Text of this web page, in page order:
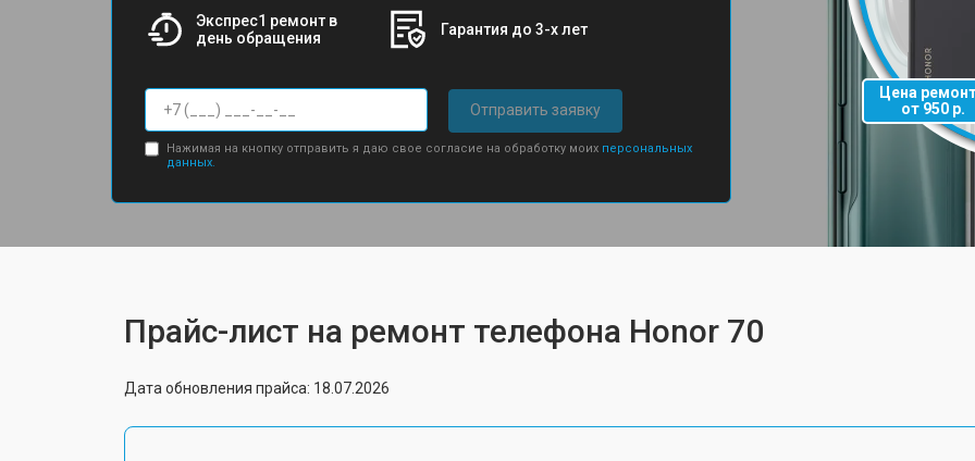
Экспрес1 ремонт в
день обращения
Гарантия до 3-х лет
Отправить заявку
Нажимая на кнопку отправить я даю свое согласие на обработку моих персональных
данных.
Цена
от 950 р.
Прайс-лист на ремонт телефона Honor 70
Дата обновления прайса: 18.07.2026